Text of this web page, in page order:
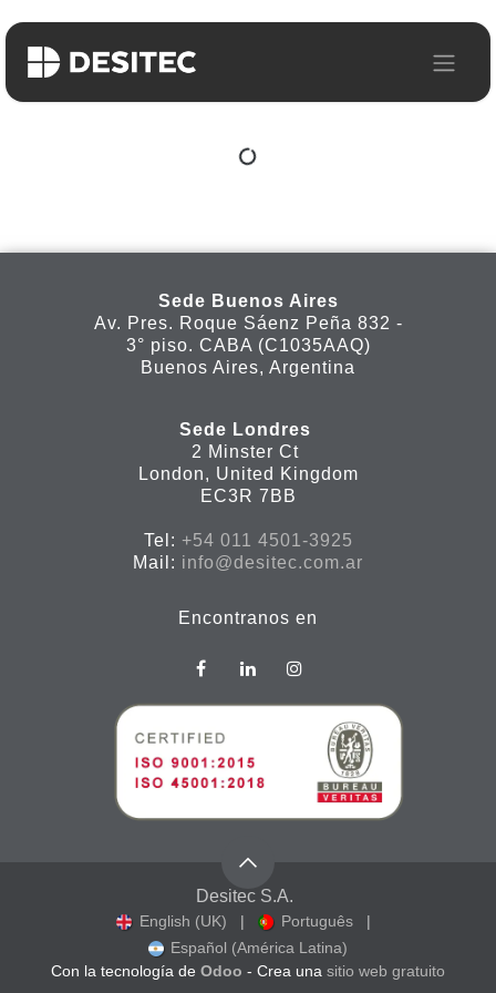
Sede Buenos Aires
Av. Pres. Roque Sáenz Peña 832 -
3° piso. CABA (C1035AAQ)
Buenos Aires, Argentina
Sede Londres
2 Minster Ct
London, United Kingdom
EC3R 7BB
Tel: +54 011 4501-3925
Mail: info@desitec.com.ar
Encontranos en
Desitec S.A.
English (UK) | Português
|
Español (América Latina)
Con la tecnología de Odoo - Crea una sitio web gratuito